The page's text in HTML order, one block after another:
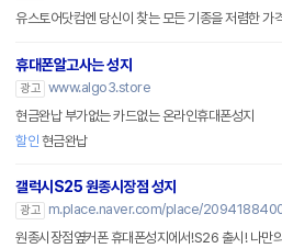
유스토어닷컴엔 당신이 찾는 모든 기종을 저렴한 가
휴대폰알고사는 성지
광고 www.algo3.store
현금완납 부가없는 카드없는 온라인휴대폰성지
할인 현금완납
갤럭시S25 원종시장점 성지
광고
m.place.naver.com/place/
원종시장점옆커폰 휴대폰성지에서!S26 출시! 나만